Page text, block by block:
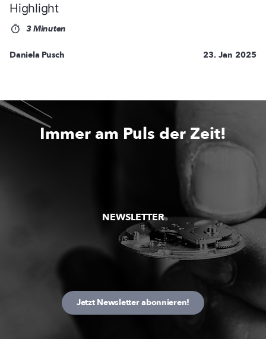
Highlight
3 Minuten
Daniela Pusch 23. Jan 2025
Immer am Puls der Zeit!
NEWSLETTER
Jetzt Newsletter abonnieren!